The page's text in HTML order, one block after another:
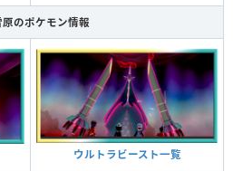
のポケモン情報
ウルトラビースト一覧